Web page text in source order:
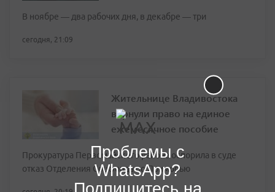
В ноябре — два рабочих дня, в декабре — три
сегодня, 21:09
Жительнице Владивостока
вернули право на единое
ежемесячное пособие
Прокуратура Первомайского района оспорила в суде
отказ Отделения Соцфонда по Приморью
Проблемы с
WhatsApp?